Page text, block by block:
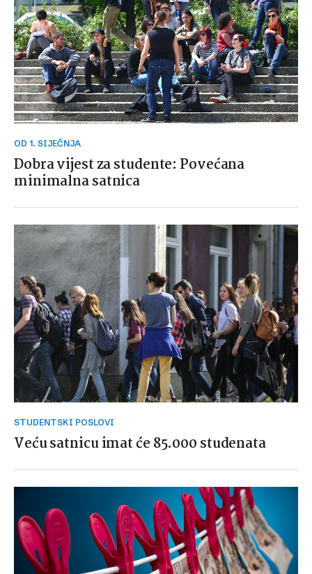
OD 1. SIJEČNJA
Dobra vijest za studente: Povećana
minimalna satnica
STUDENTSKI POSLOVI
Veću satnicu imat će 85.000 studenata